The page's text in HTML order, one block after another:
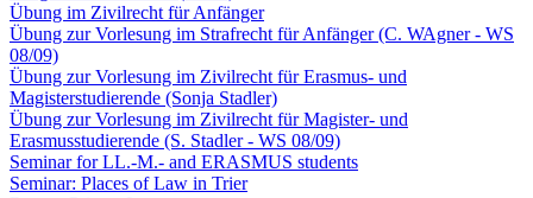
Übung im Zivilrecht für Anfänger
Übung zur Vorlesung im Strafrecht für Anfänger (C. WAgner - WS
08/09)
Übung zur Vorlesung im Zivilrecht für Erasmus- und
Magisterstudierende (Sonja Stadler)
Übung zur Vorlesung im Zivilrecht für Magister- und
Erasmusstudierende (S. Stadler - WS 08/09)
Seminar for LL.-M.- and ERASMUS students
Seminar: Places of Law in Trier